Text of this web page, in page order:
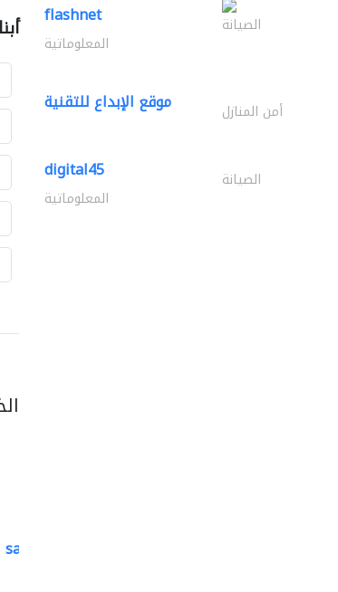
saga veneers trading..
flashnet الصيانة
المعلوماتية
موقع الإبداع للتقنية أمن المنازل
digital45 الصيانة
المعلوماتية